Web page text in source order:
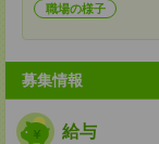
職場の様子
募集情報
給与